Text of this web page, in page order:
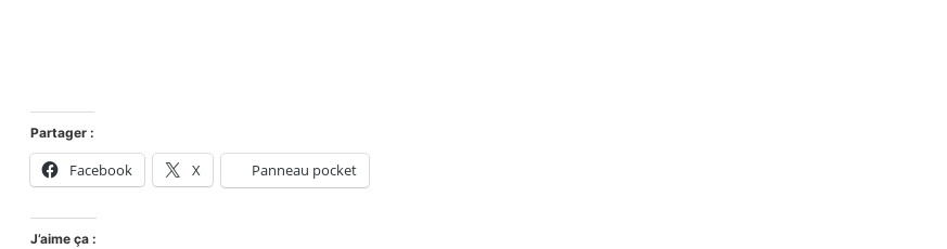
Partager :
Facebook X Panneau pocket
J’aime ça :